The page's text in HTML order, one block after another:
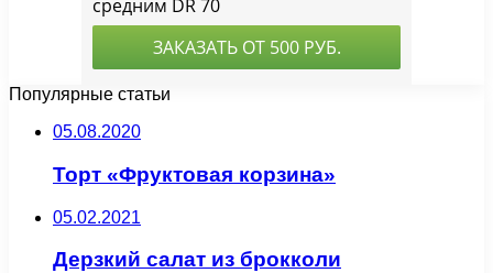
Популярные статьи
05.08.2020
Торт «Фруктовая корзина»
05.02.2021
Дерзкий салат из брокколи